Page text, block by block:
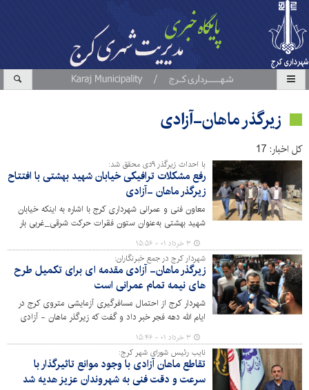
زیرگذر ماهان-آزادی
کل اخبار: 17
با احداث زیرگذر ۹دی محقق شد:
رفع مشکلات ترافیکی خیابان شهید بهشتی با افتتاح
زیرگذر ماهان -آزادی
معاون فنی و عمرانی شهرداری کرج با اشاره به اینکه خیابان
شهید بهشتی به‌عنوان ستون فقرات حرکت شرقی_غربی بار
ترافیکی سنگینی را تحمل می‌کرد، گفت: احداث تقاطع غیر
هم‌سطح ۹ دی در کاهش بار ترافیکی این خیابان نقش مؤثری
دارد.
۳ خرداد ۰۱ - ۱۵:۵۶
شهردار کرج در جمع خبرنگاران:
زیرگذر ماهان- آزادی مقدمه ای برای تکمیل طرح
های نیمه تمام عمرانی است
شهردار کرج از احتمال مسافرگیری آزمایشی متروی کرج در
ایام الله دهه فجر خبر داد و گفت که زیرگذر ماهان - آزادی
محصول روحیه جهادی شورا و شهرداری در جهت آبادانی
شهری است.
۳ خرداد ۰۱ - ۱۵:۴۶
نایب رئیس شورای شهر کرج:
تقاطع ماهان آزادی با وجود موانع تاثیرگذار با
سرعت و دقت فنی به شهروندان عزیز هدیه شد